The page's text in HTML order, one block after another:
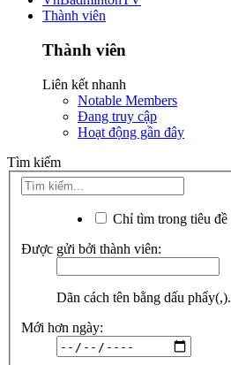
Thành viên
Thành viên
Liên kết nhanh
Notable Members
Đang truy cập
Hoạt động gần đây
Tìm kiếm
Chỉ tìm trong tiêu đề
Được gửi bởi thành viên:
Dãn cách tên bằng dấu phẩy(,).
Mới hơn ngày: